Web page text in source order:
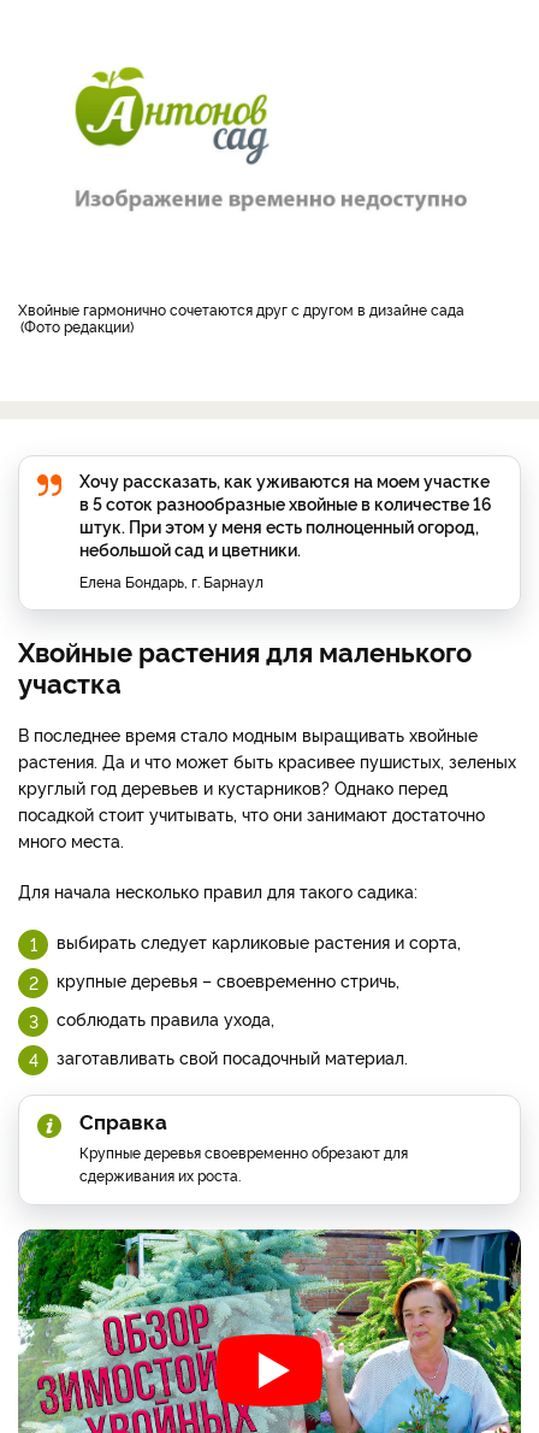
Хвойные гармонично сочетаются друг с другом в дизайне сада
Фото редакции
Хочу рассказать, как уживаются на моем участке
в 5 соток разнообразные хвойные в количестве 16
штук. При этом у меня есть полноценный огород,
небольшой сад и цветники.
Елена Бондарь, г. Барнаул
Хвойные растения для маленького
участка
В последнее время стало модным выращивать хвойные
растения. Да и что может быть красивее пушистых, зеленых
круглый год деревьев и кустарников? Однако перед
посадкой стоит учитывать, что они занимают достаточно
много места.
Для начала несколько правил для такого садика:
выбирать следует карликовые растения и сорта,
крупные деревья – своевременно стричь,
соблюдать правила ухода,
заготавливать свой посадочный материал.
Справка
Крупные деревья своевременно обрезают для
сдерживания их роста.